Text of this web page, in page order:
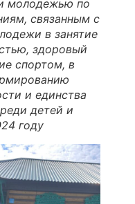
молодежью по
связанным с
в занятие
здоровый
спортом, в
и единства
детей и
году